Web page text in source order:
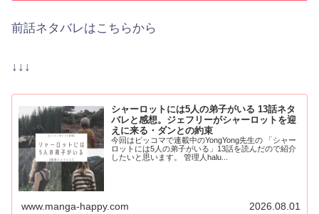
前話ネタバレはこちらから
↓↓↓
シャーロットには5人の弟子がいる 13話ネタ
バレと感想。ジェフリーがシャーロットを迎
えに来る・ダンとの約束
今回はピッコマで連載中のYongYong先生の 「シャー
ロットには5人の弟子がいる」13話を読んだので紹介
したいと思います。 管理人halu...
www.manga-happy.com 2026.08.01